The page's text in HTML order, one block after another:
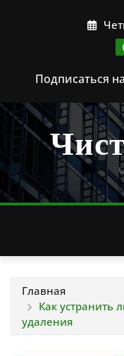
Подписаться
Главная
Как устранить
удаления